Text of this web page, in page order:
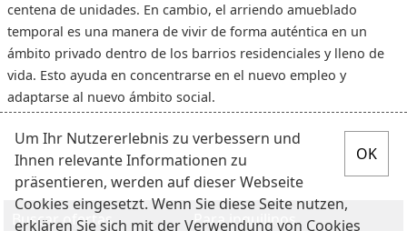
centena de unidades. En cambio, el arriendo amueblado
temporal es una manera de vivir de forma auténtica en un
ámbito privado dentro de los barrios residenciales y lleno de
vida. Esto ayuda en concentrarse en el nuevo empleo y
adaptarse al nuevo ámbito social.
Buscar ofertas Para inquilinos
Um Ihr Nutzererlebnis zu verbessern und
Ihnen relevante Informationen zu
präsentieren, werden auf dieser Webseite
Cookies eingesetzt. Wenn Sie diese Seite nutzen,
erklären Sie sich mit der Verwendung von Cookies